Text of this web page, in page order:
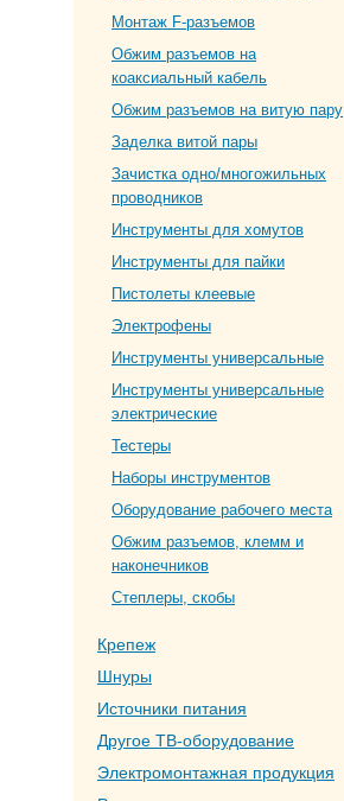
Монтаж F-разъемов
Обжим разъемов на
коаксиальный кабель
Обжим разъемов на витую пару
Заделка витой пары
Зачистка одно/многожильных
проводников
Инструменты для хомутов
Инструменты для пайки
Пистолеты клеевые
Электрофены
Инструменты универсальные
Инструменты универсальные
электрические
Тестеры
Наборы инструментов
Оборудование рабочего места
Обжим разъемов, клемм и
наконечников
Степлеры, скобы
Крепеж
Шнуры
Источники питания
Другое ТВ-оборудование
Электромонтажная продукция